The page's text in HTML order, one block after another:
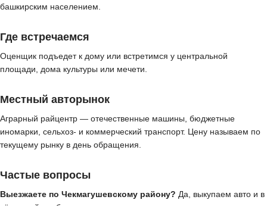
башкирским населением.
Где встречаемся
Оценщик подъедет к дому или встретимся у центральной
площади, дома культуры или мечети.
Местный авторынок
Аграрный райцентр — отечественные машины, бюджетные
иномарки, сельхоз- и коммерческий транспорт. Цену называем по
текущему рынку в день обращения.
Частые вопросы
Выезжаете по Чекмагушевскому району? Да, выкупаем авто и в